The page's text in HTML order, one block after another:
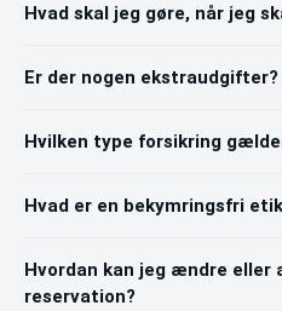
Hvad skal jeg gøre, når jeg
Er der nogen ekstraudgifter?
Hvilken type forsikring
Hvad er en bekymringsfri
Hvordan kan jeg ændre eller
reservation?